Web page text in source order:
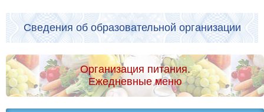
Сведения об образовательной организации
Организация питания.
Ежедневные меню